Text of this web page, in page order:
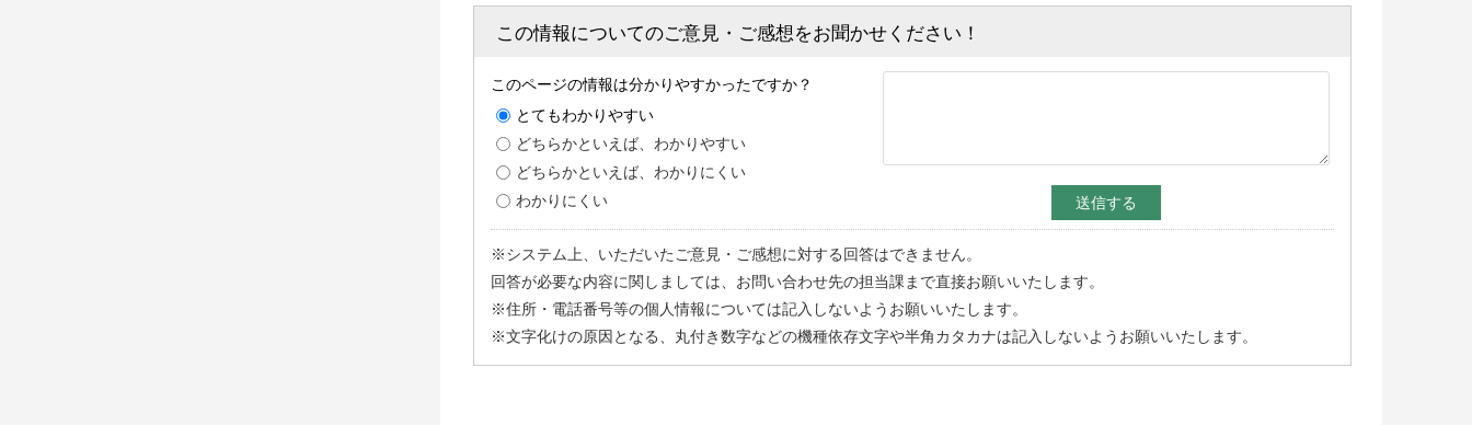
この情報についてのご意見・ご感想をお聞かせください！
このページの情報は分かりやすかったですか？
とてもわかりやすい
どちらかといえば、わかりやすい
どちらかといえば、わかりにくい
わかりにくい
※システム上、いただいたご意見・ご感想に対する回答はできません。
回答が必要な内容に関しましては、お問い合わせ先の担当課まで直接お願いいたします。
※住所・電話番号等の個人情報については記入しないようお願いいたします。
※文字化けの原因となる、丸付き数字などの機種依存文字や半角カタカナは記入しないようお願いいたします。